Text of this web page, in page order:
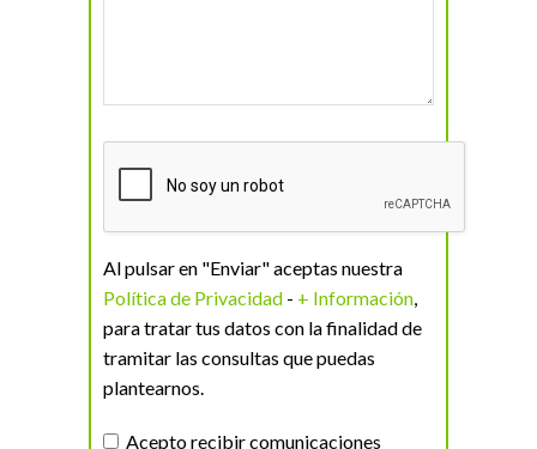
Al pulsar en "Enviar" aceptas nuestra
Política de Privacidad - + Información,
para tratar tus datos con la finalidad de
tramitar las consultas que puedas
plantearnos.
Acepto recibir comunicaciones